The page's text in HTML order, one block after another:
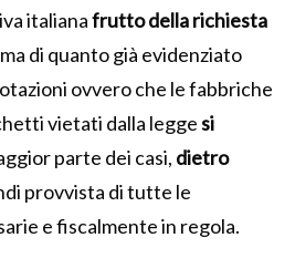
italianafrutto della richiesta
di quanto già evidenziato
ovvero che le fabbriche
vietati dalla leggesi
parte dei casi, dietro
provvista di tutte le
e fiscalmente in regola.